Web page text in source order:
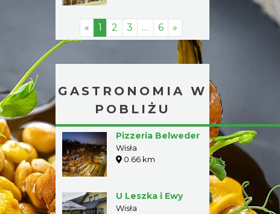
« 1 2 3 … 6 »
GASTRONOMIA W
POBLIŻU
Pizzeria Belweder
Wisła
0.66 km
U Leszka i Ewy
Wisła